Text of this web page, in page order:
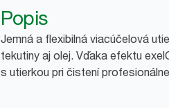
Popis
Jemná a flexibilná viacúčelová
tekutiny aj olej. Vďaka efektu
s utierkou pri čistení